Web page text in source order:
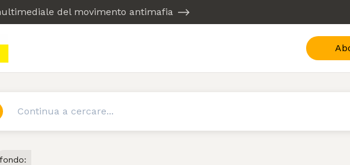
del movimento antimafia
fondo: